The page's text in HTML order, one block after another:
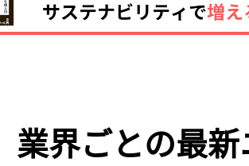
業界ごとの最